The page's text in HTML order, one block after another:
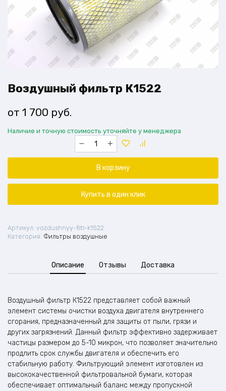
Воздушный фильтр К1522
1 700 руб.
Наличие и точную стоимость уточняйте у менеджера
Количество
товара
Воздушный
фильтрВ корзину
Купить в один клик
Артикул: vozdushnyy-filtr-k1522
Категория: Фильтры воздушные
Описание Отзывы Доставка
Воздушный фильтр К1522 представляет собой важный
элемент системы очистки воздуха двигателя внутреннего
сгорания, предназначенный для защиты от пыли, грязи и
других загрязнений. Данный фильтр эффективно задерживает
частицы размером до 5-10 микрон, что позволяет значительно
продлить срок службы двигателя и обеспечить его
стабильную работу. Фильтрующий элемент изготовлен из
высококачественной фильтровальной бумаги, которая
обеспечивает оптимальный баланс между пропускной